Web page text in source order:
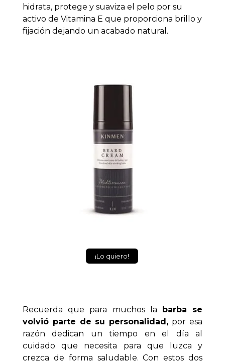
hidrata, protege y suaviza el pelo por su
activo de Vitamina E que proporciona brillo y
fijación dejando un acabado natural.
¡Lo quiero!
Recuerda que para muchos la barba se
volvió parte de su personalidad, por esa
razón dedican un tiempo en el día al
cuidado que necesita para que luzca y
crezca de forma saludable. Con estos dos